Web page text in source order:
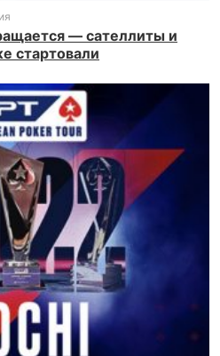
— сателлиты и
стартовали